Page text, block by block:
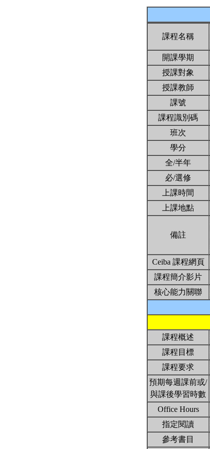
課程名稱
開課學期
授課對象
授課教師
課號
課程識別碼
班次
學分
全/半年
必/選修
上課時間
上課地點
備註
Ceiba 課程網頁
課程簡介影片
核心能力關聯
課程概述
課程目標
課程要求
預期每週課前或/
與課後學習時數
Office Hours
指定閱讀
參考書目